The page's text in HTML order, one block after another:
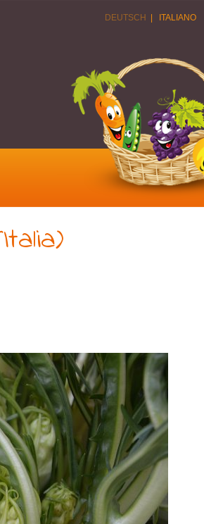
DEUTSCH ITALIANO